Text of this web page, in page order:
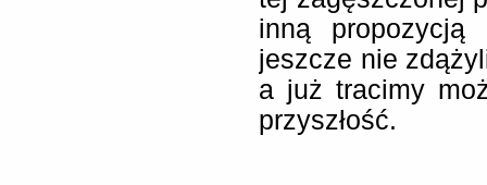
inną propozycją
jeszcze nie
a już tracimy
przyszłość.